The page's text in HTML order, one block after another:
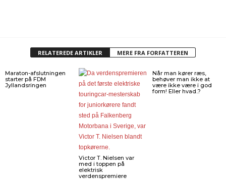
RELATEREDE ARTIKLER MERE FRA FORFATTEREN
Maraton-afslutningen
starter på FDM
Jyllandsringen
Victor T. Nielsen var
med i toppen på
elektrisk
verdenspremiere
Når man kører ræs,
behøver man ikke at
være ikke være i god
form! Eller hvad..?